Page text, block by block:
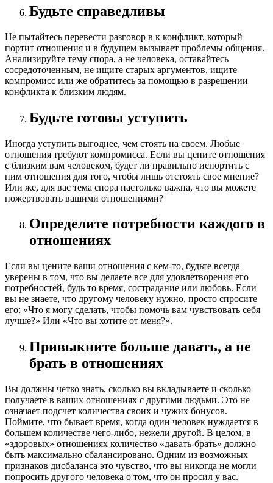
Будьте справедливы
Не пытайтесь перевести разговор в к конфликт, который
портит отношения и в будущем вызывает проблемы общения.
Анализируйте тему спора, а не человека, оставайтесь
сосредоточенным, не ищите старых аргументов, ищите
компромисс или же обратитесь за помощью в разрешении
конфликта к близким людям.
Будьте готовы уступить
Иногда уступить выгоднее, чем стоять на своем. Любые
отношения требуют компромисса. Если вы цените отношения
с близким вам человеком, будет ли правильно испортить с
ним отношения для того, чтобы лишь отстоять свое мнение?
Или же, для вас тема спора настолько важна, что вы можете
пожертвовать вашими отношениями?
Определите потребности каждого в
отношениях
Если вы цените ваши отношения с кем-то, будьте всегда
уверены в том, что вы делаете все для удовлетворения его
потребностей, будь то время, сострадание или любовь. Если
вы не знаете, что другому человеку нужно, просто спросите
его: «Что я могу сделать, чтобы помочь вам чувствовать себя
лучше?» Или «Что вы хотите от меня?».
Привыкните больше давать, а не
брать в отношениях
Вы должны четко знать, сколько вы вкладываете и сколько
получаете в ваших отношениях с другими людьми. Это не
означает подсчет количества своих и чужих бонусов.
Поймите, что бывает время, когда один человек нуждается в
большем количестве чего-либо, нежели другой. В целом, в
«здоровых» отношениях количество «давать-брать» должно
быть максимально сбалансировано. Одним из возможных
признаков дисбаланса это чувство, что вы никогда не могли
попросить другого человека о том, что он просил у вас.